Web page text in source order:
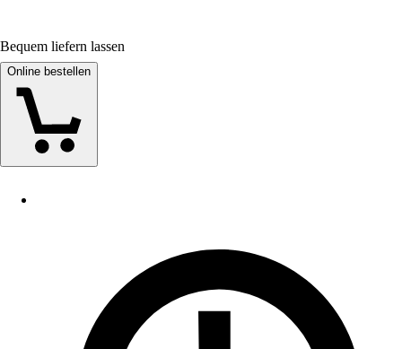
Bequem liefern lassen
Online bestellen